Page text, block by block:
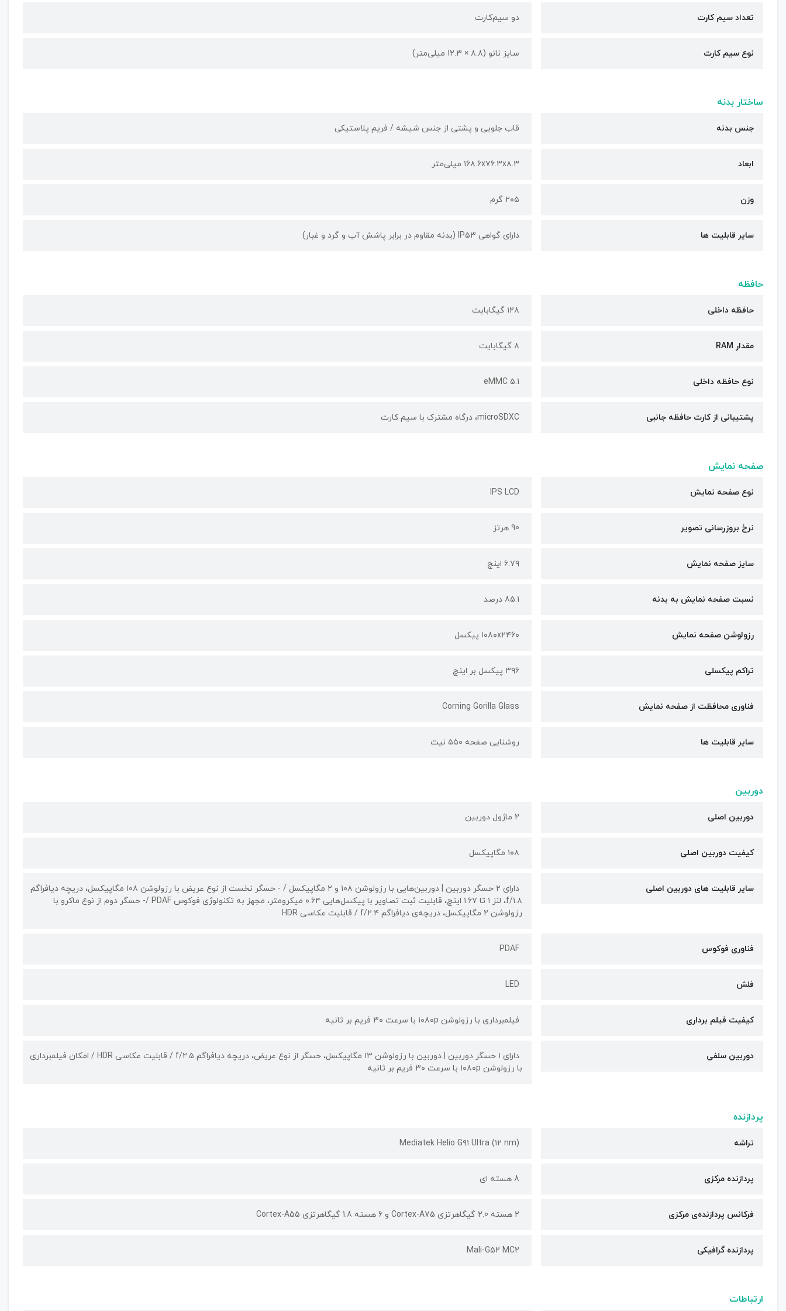
تعداد سیم کارت دو سیم‌کارت
نوع سیم کارت سایز نانو (۸.۸ × ۱۲.۳ میلی‌متر)
ساختار بدنه
جنس بدنه قاب جلویی و پشتی از جنس شیشه / فریم پلاستیکی
ابعاد ۱۶۸.۶x۷۶.۳x۸.۳ میلی‌متر
وزن ۲۰۵ گرم
سایر قابلیت ها دارای گواهی IP۵۳ (بدنه مقاوم در برابر پاشش آب و گرد و غبار)
حافظه
حافظه داخلی ۱۲۸ گیگابایت
مقدار RAM ۸ گیگابایت
نوع حافظه داخلی eMMC 5.1
پشتیبانی از کارت حافظه جانبی microSDXC، درگاه مشترک با سیم کارت
صفحه نمایش
نوع صفحه نمایش IPS LCD
نرخ بروزرسانی تصویر 90 هرتز
سایز صفحه نمایش ۶.۷۹ اینچ
نسبت صفحه نمایش به بدنه 85.1 درصد
رزولوشن صفحه نمایش ۱۰۸۰x۲۴۶۰ پیکسل
تراکم پیکسلی ۳۹۶ پیکسل بر اینچ
فناوری محافظت از صفحه نمایش Corning Gorilla Glass
سایر قابلیت ها روشنایی صفحه ۵۵۰ نیت
دوربین
دوربین اصلی 2 ماژول دوربین
کیفیت دوربین‌ اصلی ۱۰۸ مگاپیکسل
سایر قابلیت های دوربین اصلی
دارای ۲ حسگر دوربین | دوربین‌هایی با رزولوشن ۱۰۸ و ۲ مگاپیکسل / - حسگر نخست از نوع عریض با رزولوشن ۱۰۸ مگاپیکسل، دریچه دیافراگم
f/۱.۸، لنز ۱ تا ۱.۶۷ اینچ، قابلیت ثبت تصاویر با پیکسل‌هایی ۰.۶۴ میکرومتر، مجهز به تکنولوژی فوکوس PDAF /- حسگر دوم از نوع ماکرو با
رزولوشن ۲ مگاپیکسل، دریچه‌ی دیافراگم f/۲.۴ / قابلیت عکاسی HDR
فناوری فوکوس PDAF
فلش LED
کیفیت فیلم برداری فیلمبرداری با رزولوشن ۱۰۸۰p با سرعت ۳۰ فریم بر ثانیه
دوربین سلفی
دارای ۱ حسگر دوربین | دوربین با رزولوشن ۱۳ مگاپیکسل، حسگر از نوع عریض، دریچه دیافراگم f/۲.۵ / قابلیت عکاسی HDR / امکان فیلمبرداری
با رزولوشن ۱۰۸۰p با سرعت ۳۰ فریم بر ثانیه
پردازنده
تراشه Mediatek Helio G۹۱ Ultra (۱۲ nm)
پردازنده مرکزی 8 هسته ای
فرکانس پردازنده‌ی مرکزی 2 هسته 2.0 گیگاهرتزی Cortex-A75 و 6 هسته 1.8 گیگاهرتزی Cortex-A55
پردازنده گرافیکی Mali-G52 MC2
ارتباطات